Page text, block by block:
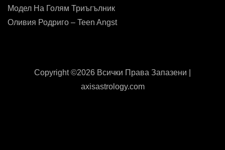
Модел На Голям Триъгълник
Оливия Родриго – Teen Angst
Copyright ©2026 Всички Права Запазени |
axisastrology.com